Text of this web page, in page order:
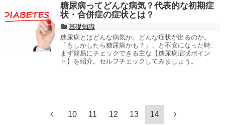
糖尿病ってどんな病気？代表的な初期症
状・合併症の症状とは？
基礎知識
糖尿病とはどんな病気か。どんな症状が出るのか。
「もしかしたら糖尿病かも？」、と不安になった時、
まず簡易にチェックできる主な【糖尿病症状ポイン
ト】を紹介。セルフチェックしてみましょう。
10 11 12 13 14